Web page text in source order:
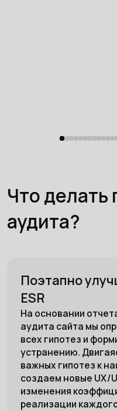
Что делать
аудита?
Поэтапно
ESR
На основании
аудита сайта мы
всех гипотез и
устранению.
важных гипотез к
создаем новые UX/
изменения
реализации